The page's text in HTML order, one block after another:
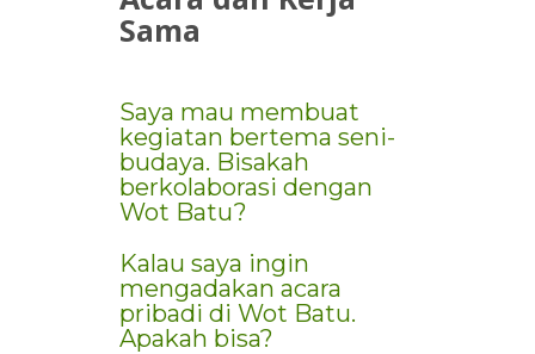
Sama
Saya mau membuat
kegiatan bertema seni-
budaya. Bisakah
berkolaborasi dengan
Wot Batu?
Kalau saya ingin
mengadakan acara
pribadi di Wot Batu.
Apakah bisa?